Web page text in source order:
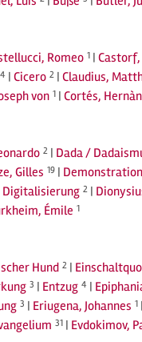
Romeo 1 |
4 | Cicero 2 | Claudius,
von 1 | Cortés, Hernàn
2 | Dada /
Gilles 19 | Demonstration
Digitalisierung 2 |
Émile 1
Hund 2 |
3 | Entzug 4 |
3 | Eriugena, Johannes 1 |
31 | Evdokimov,